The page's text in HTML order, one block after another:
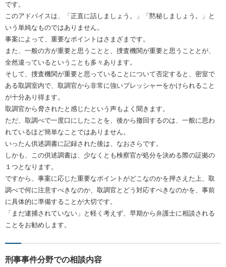
です。
このアドバイスは、「正直に話しましょう。」「黙秘しましょう。」と
いう単純なものではありません。
事案によって、重要なポイントはさまざまです。
また、一般の方が重要と思うことと、捜査機関が重要と思うこととが、
全然違っているということも多々あります。
そして、捜査機関が重要と思っていることについて否定すると、密室で
ある取調室内で、取調官から非常に強いプレッシャーをかけられること
が十分あり得ます。
取調官から脅されたと感じたという声もよく聞きます。
ただ、取調べで一度口にしたことを、後から撤回するのは、一般に思わ
れているほど簡単なことではありません。
いったん供述調書に記録された後は、なおさらです。
しかも、この供述調書は、少なくとも検察官が処分を決める際の証拠の
１つとなります。
ですから、事案に応じた重要なポイントがどこなのかを押さえた上、取
調べで何に注意すべきなのか、取調官とどう対応すべきなのかを、事前
に具体的に準備することが大切です。
「まだ逮捕されていない」と軽く考えず、早期から弁護士に相談される
ことをお勧めします。
刑事事件分野での相談内容